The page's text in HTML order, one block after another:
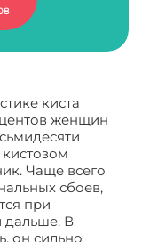
киста
женщин
Чаще всего
сбоев,
при
дальше. В
он сильно